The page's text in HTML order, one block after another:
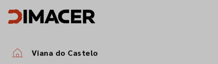
Viana do Castelo